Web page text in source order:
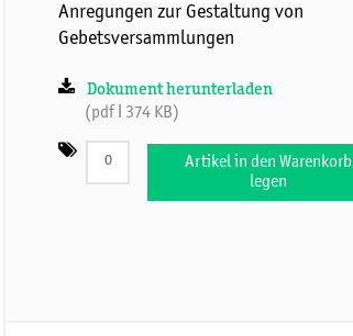
Anregungen zur Gestaltung von
Gebetsversammlungen
Dokument herunterladen
(pdf ǀ 374 KB)
Artikel in den Warenkorb
legen